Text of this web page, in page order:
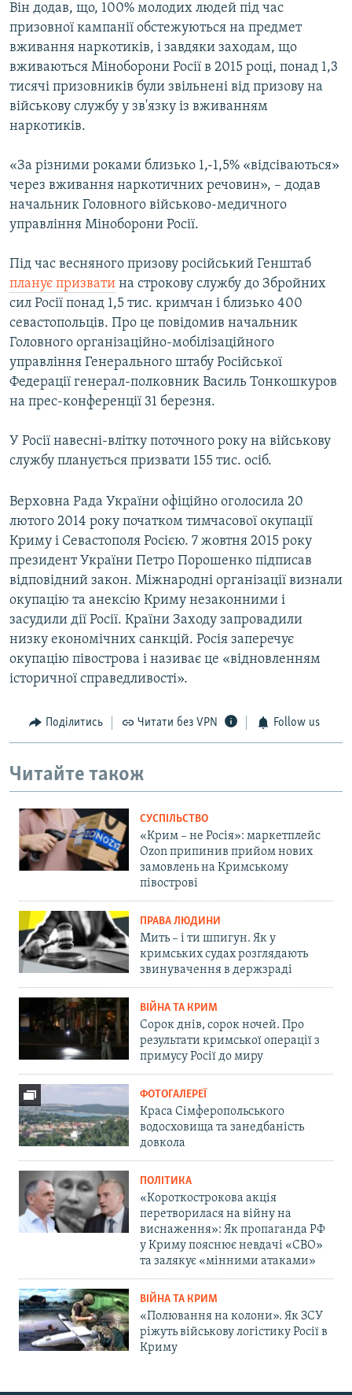
Він додав, що, 100% молодих людей під час
призовної кампанії обстежуються на предмет
вживання наркотиків, і завдяки заходам, що
вживаються Міноборони Росії в 2015 році, понад 1,3
тисячі призовників були звільнені від призову на
військову службу у зв'язку із вживанням
наркотиків.
«За різними роками близько 1,-1,5% «відсіваються»
через вживання наркотичних речовин», – додав
начальник Головного військово-медичного
управління Міноборони Росії.
Під час весняного призову російський Генштаб
планує призвати на строкову службу до Збройних
сил Росії понад 1,5 тис. кримчан і близько 400
севастопольців. Про це повідомив начальник
Головного організаційно-мобілізаційного
управління Генерального штабу Російської
Федерації генерал-полковник Василь Тонкошкуров
на прес-конференції 31 березня.
У Росії навесні-влітку поточного року на військову
службу планується призвати 155 тис. осіб.
Верховна Рада України офіційно оголосила 20
лютого 2014 року початком тимчасової окупації
Криму і Севастополя Росією. 7 жовтня 2015 року
президент України Петро Порошенко підписав
відповідний закон. Міжнародні організації визнали
окупацію та анексію Криму незаконними і
засудили дії Росії. Країни Заходу запровадили
низку економічних санкцій. Росія заперечує
окупацію півострова і називає це «відновленням
історичної справедливості».
Поділитись Читати без VPN Follow us
Читайте також
СУСПІЛЬСТВО
«Крим – не Росія»: маркетплейс
Ozon припинив прийом нових
замовлень на Кримському
півострові
ПРАВА ЛЮДИНИ
Мить – і ти шпигун. Як у
кримських судах розглядають
звинувачення в держзраді
ВІЙНА ТА КРИМ
Сорок днів, сорок ночей. Про
результати кримської операції з
примусу Росії до миру
ФОТОГАЛЕРЕЇ
Краса Сімферопольського
водосховища та занедбаність
довкола
ПОЛІТИКА
«Короткострокова акція
перетворилася на війну на
виснаження»: Як пропаганда РФ
у Криму пояснює невдачі «СВО»
та залякує «мінними атаками»
ВІЙНА ТА КРИМ
«Полювання на колони». Як ЗСУ
ріжуть військову логістику Росії в
Криму